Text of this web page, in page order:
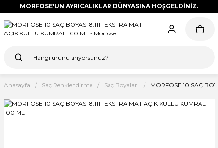
MORFOSE'UN AYRICALIKLAR DÜNYASINA HOŞGELDİNİZ.
Anasayfa Saç Renklendirme Saç Boyaları MORFOSE 10 SAÇ